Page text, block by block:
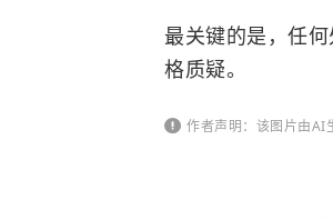
最关键的是，任
格质疑。
作者声明：该图片由AI